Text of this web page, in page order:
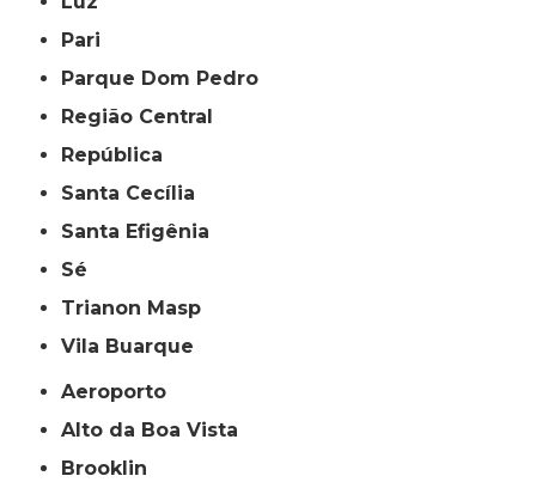
Pari
Parque Dom Pedro
Região Central
República
Santa Cecília
Santa Efigênia
Sé
Trianon Masp
Vila Buarque
Aeroporto
Alto da Boa Vista
Brooklin